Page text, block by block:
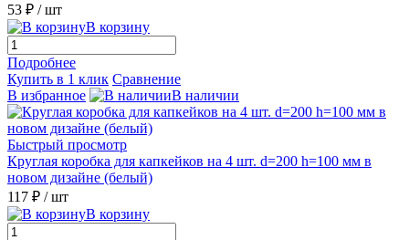
53 ₽ / шт
В корзину
Подробнее
Купить в 1 клик Сравнение
В избранное
В наличии
Быстрый просмотр
Круглая коробка для капкейков на 4 шт. d=200 h=100 мм в
новом дизайне (белый)
117 ₽ / шт
В корзину